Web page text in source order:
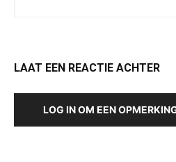
LAAT EEN REACTIE ACHTER
LOG IN OM EEN